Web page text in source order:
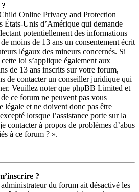
Online Privacy and Protection
États-Unis d’Amérique qui demande
potentiellement des informations
moins de 13 ans un consentement écrit
légaux des mineurs concernés. Si
loi s’applique également aux
de 13 ans inscrits sur votre forum,
de contacter un conseiller juridique qui
Veuillez noter que phpBB Limited et
ce forum ne peuvent pas vous
légale et ne doivent donc pas être
lorsque l’assistance porte sur la
contacter à propos de problèmes d’abus
à ce forum ? ».
?
du forum ait désactivé les